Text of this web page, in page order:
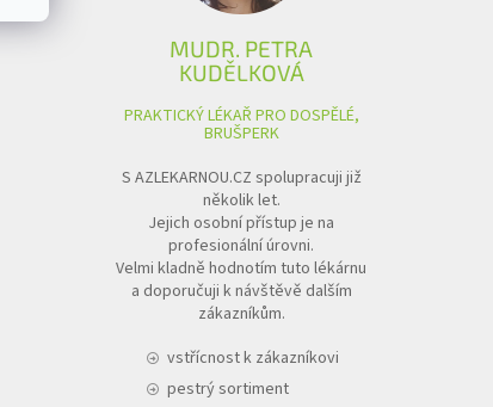
MUDR. PETRA
KUDĚLKOVÁ
PRAKTICKÝ LÉKAŘ PRO DOSPĚLÉ,
BRUŠPERK
S AZLEKARNOU.CZ spolupracuji již
několik let.
Jejich osobní přístup je na
profesionální úrovni.
Velmi kladně hodnotím tuto lékárnu
a doporučuji k návštěvě dalším
zákazníkům.
vstřícnost k zákazníkovi
pestrý sortiment